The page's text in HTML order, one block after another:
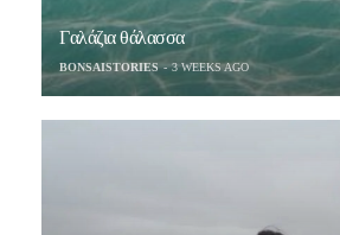
Γαλάζια θάλασσα
BONSAISTORIES 3 WEEKS AGO